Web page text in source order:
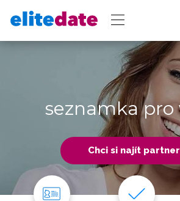
seznamka pro
Chci si najít